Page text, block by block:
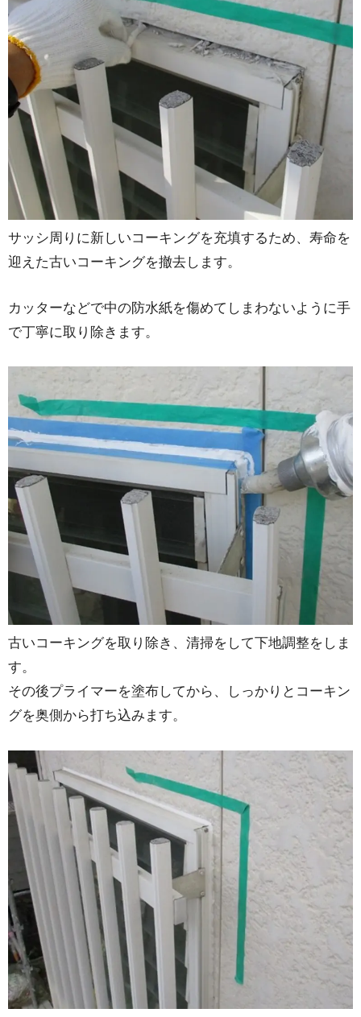
サッシ周りに新しいコーキングを充填するため、寿命を
迎えた古いコーキングを撤去します。
カッターなどで中の防水紙を傷めてしまわないように手
で丁寧に取り除きます。
古いコーキングを取り除き、清掃をして下地調整をしま
す。
その後プライマーを塗布してから、しっかりとコーキン
グを奥側から打ち込みます。